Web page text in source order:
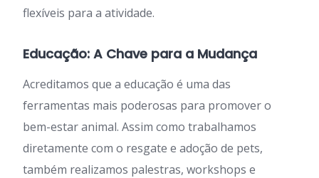
flexíveis para a atividade.
Educação: A Chave para a Mudança
Acreditamos que a educação é uma das
ferramentas mais poderosas para promover o
bem-estar animal. Assim como trabalhamos
diretamente com o resgate e adoção de pets,
também realizamos palestras, workshops e